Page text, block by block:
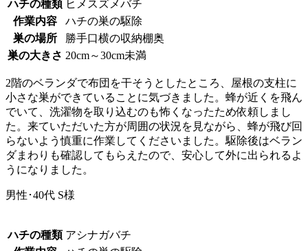
ハチの種類 ヒメスズメバチ
作業内容
ハチの巣の駆除
巣の場所
勝手口横の収納棚奥
巣の大きさ 20cm～30cm未満
2階のベランダで布団を干そうとしたところ、屋根の支柱に
小さな巣ができていることに気づきました。蜂が近くを飛ん
でいて、洗濯物を取り込むのも怖くなったため依頼しまし
た。来ていただいた方が周囲の状況を見ながら、蜂が飛び回
らないよう慎重に作業してくださいました。駆除後はベラン
ダまわりも確認してもらえたので、安心して外に出られるよ
うになりました。
男性･40代 S様
ハチの種類 アシナガバチ